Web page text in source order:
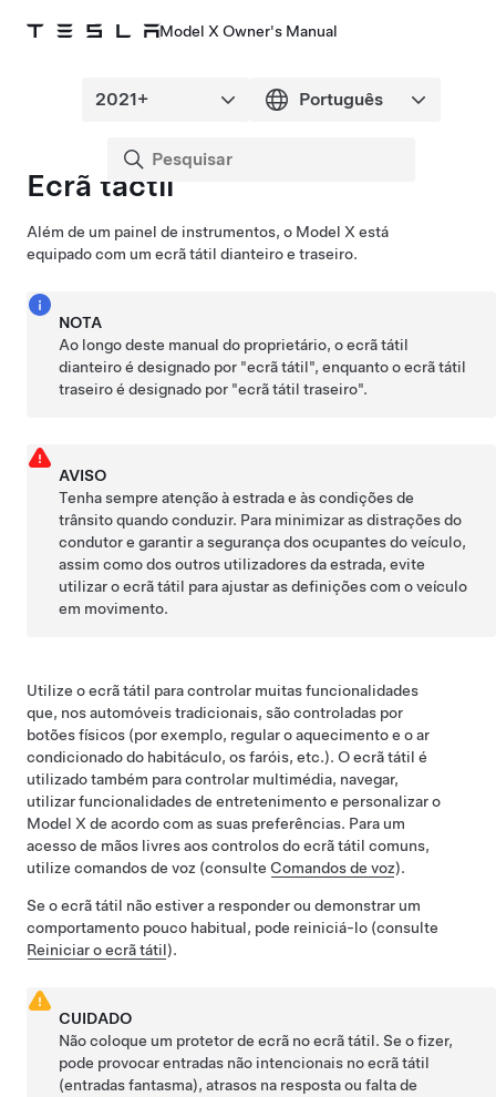
Model X Owner's Manual
Ecrã táctil
Além de um painel de instrumentos, o Model X está
equipado com um ecrã tátil dianteiro e traseiro.
NOTA
Ao longo deste manual do proprietário, o ecrã tátil
dianteiro é designado por "ecrã tátil", enquanto o ecrã tátil
traseiro é designado por "ecrã tátil traseiro".
AVISO
Tenha sempre atenção à estrada e às condições de
trânsito quando conduzir. Para minimizar as distrações do
condutor e garantir a segurança dos ocupantes do veículo,
assim como dos outros utilizadores da estrada, evite
utilizar o ecrã tátil para ajustar as definições com o veículo
em movimento.
Utilize o ecrã tátil para controlar muitas funcionalidades
que, nos automóveis tradicionais, são controladas por
botões físicos (por exemplo, regular o aquecimento e o ar
condicionado do habitáculo, os faróis, etc.). O ecrã tátil é
utilizado também para controlar multimédia, navegar,
utilizar funcionalidades de entretenimento e personalizar o
Model X de acordo com as suas preferências. Para um
acesso de mãos livres aos controlos do ecrã tátil comuns,
utilize comandos de voz (consulte Comandos de voz).
Se o ecrã tátil não estiver a responder ou demonstrar um
comportamento pouco habitual, pode reiniciá-lo (consulte
Reiniciar o ecrã tátil).
CUIDADO
Não coloque um protetor de ecrã no ecrã tátil. Se o fizer,
pode provocar entradas não intencionais no ecrã tátil
(entradas fantasma), atrasos na resposta ou falta de